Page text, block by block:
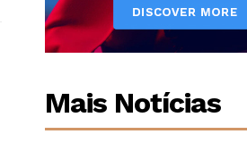
Mais Notícias